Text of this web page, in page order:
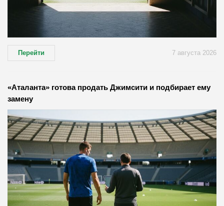
Перейти 7 августа 2026
«Аталанта» готова продать Джимсити и подбирает ему
замену